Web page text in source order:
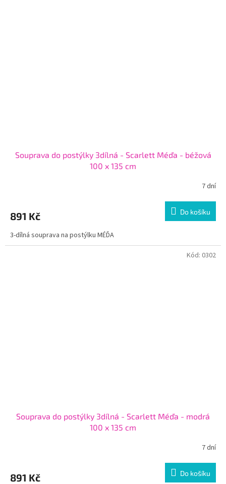
Souprava do postýlky 3dílná - Scarlett Méďa - béžová
100 x 135 cm
7 dní
891 Kč Do košíku
3-dílná souprava na postýlku MÉĎA
Souprava do postýlky 3dílná - Scarlett Méďa - modrá
100 x 135 cm
7 dní
891 Kč Do košíku
Kód: 0302